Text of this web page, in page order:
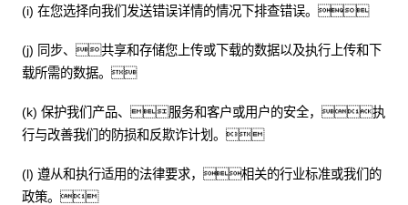
(i) 在您选择向我们发送错误详情的情况下排查错误。
(j) 同步、共享和存储您上传或下载的数据以及执行上传和下
载所需的数据。
(k) 保护我们产品、服务和客户或用户的安全，执
行与改善我们的防损和反欺诈计划。
(l) 遵从和执行适用的法律要求，相关的行业标准或我们的
政策。